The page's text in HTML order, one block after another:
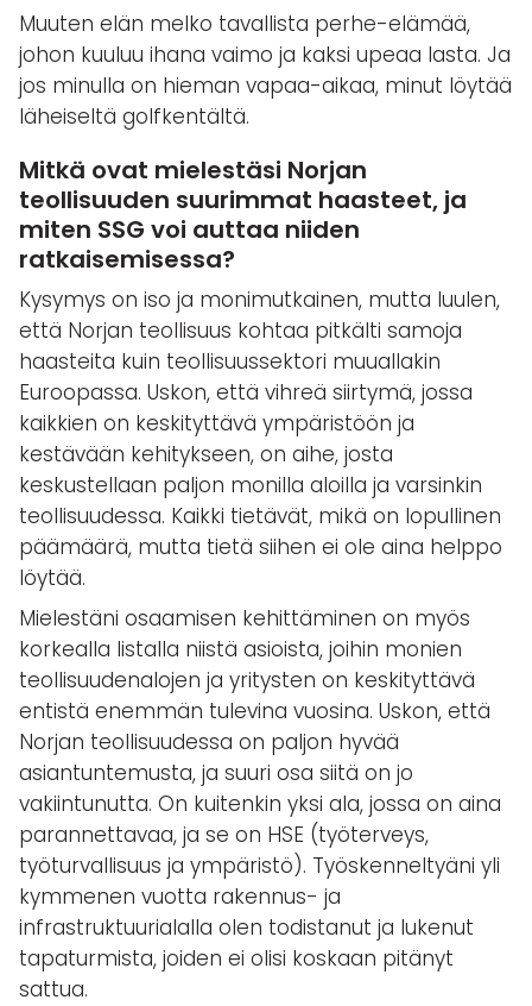
Muuten elän melko tavallista perhe-elämää,
johon kuuluu ihana vaimo ja kaksi upeaa lasta. Ja
jos minulla on hieman vapaa-aikaa, minut löytää
läheiseltä golfkentältä.
Mitkä ovat mielestäsi Norjan
teollisuuden suurimmat haasteet, ja
miten SSG voi auttaa niiden
ratkaisemisessa?
Kysymys on iso ja monimutkainen, mutta luulen,
että Norjan teollisuus kohtaa pitkälti samoja
haasteita kuin teollisuussektori muuallakin
Euroopassa. Uskon, että vihreä siirtymä, jossa
kaikkien on keskityttävä ympäristöön ja
kestävään kehitykseen, on aihe, josta
keskustellaan paljon monilla aloilla ja varsinkin
teollisuudessa. Kaikki tietävät, mikä on lopullinen
päämäärä, mutta tietä siihen ei ole aina helppo
löytää.
Mielestäni osaamisen kehittäminen on myös
korkealla listalla niistä asioista, joihin monien
teollisuudenalojen ja yritysten on keskityttävä
entistä enemmän tulevina vuosina. Uskon, että
Norjan teollisuudessa on paljon hyvää
asiantuntemusta, ja suuri osa siitä on jo
vakiintunutta. On kuitenkin yksi ala, jossa on aina
parannettavaa, ja se on HSE (työterveys,
työturvallisuus ja ympäristö). Työskenneltyäni yli
kymmenen vuotta rakennus- ja
infrastruktuurialalla olen todistanut ja lukenut
tapaturmista, joiden ei olisi koskaan pitänyt
sattua.